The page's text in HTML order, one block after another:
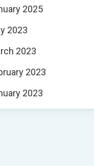
2025
2023
2023
2023
2023